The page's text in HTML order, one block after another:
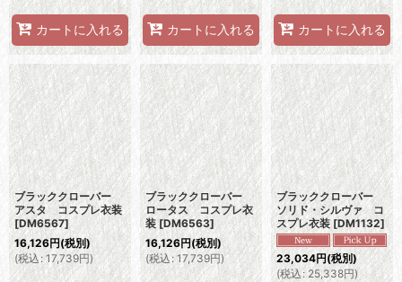
カートに入れる カートに入れる カートに入れる
ブラッククローバー
アスタ コスプレ衣装
[DM6567]
16,126円(税別)
(税込 : 17,739円)
ブラッククローバー
ロータス コスプレ衣
装 [DM6563]
16,126円(税別)
(税込: 17,739円)
ブラッククローバー
ソリド・シルヴァ コ
スプレ衣装 [DM1132]
23,034円(税別)
(税込: 25,338円)